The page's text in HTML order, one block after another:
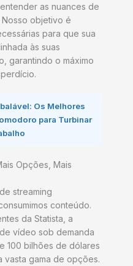
as nuances de
objetivo é
para que sua
às suas
garantindo o máximo
Os Melhores
para Turbinar
Opções, Mais
streaming
conteúdo.
da Statista, a
vídeo sob demanda
100 bilhões de dólares
vasta gama de opções.